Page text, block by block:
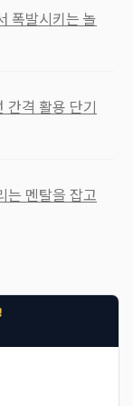
폭발시키는 놀
격 활용 단기
는 멘탈을 잡고